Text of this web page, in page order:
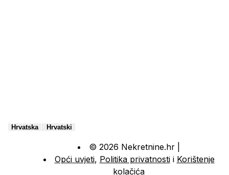
Hrvatska Hrvatski
© 2026 Nekretnine.hr |
Opći uvjeti, Politika privatnostii Korištenje
kolačića